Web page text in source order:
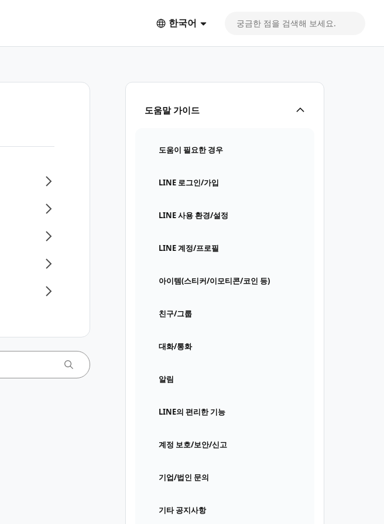
한국어
도움말 가이드
도움이 필요한 경우
LINE 로그인/가입
LINE 사용 환경/설정
LINE 계정/프로필
아이템(스티커/이모티콘/코인 등)
친구/그룹
대화/통화
알림
LINE의 편리한 기능
계정 보호/보안/신고
기업/법인 문의
기타 공지사항